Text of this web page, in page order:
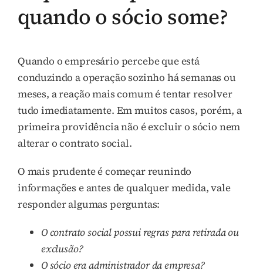
quando o sócio some?
Quando o empresário percebe que está
conduzindo a operação sozinho há semanas ou
meses, a reação mais comum é tentar resolver
tudo imediatamente. Em muitos casos, porém, a
primeira providência não é excluir o sócio nem
alterar o contrato social.
O mais prudente é começar reunindo
informações e antes de qualquer medida, vale
responder algumas perguntas:
O contrato social possui regras para retirada ou
exclusão?
O sócio era administrador da empresa?